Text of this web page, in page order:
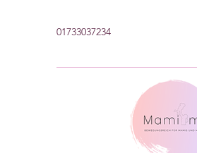
01733037234